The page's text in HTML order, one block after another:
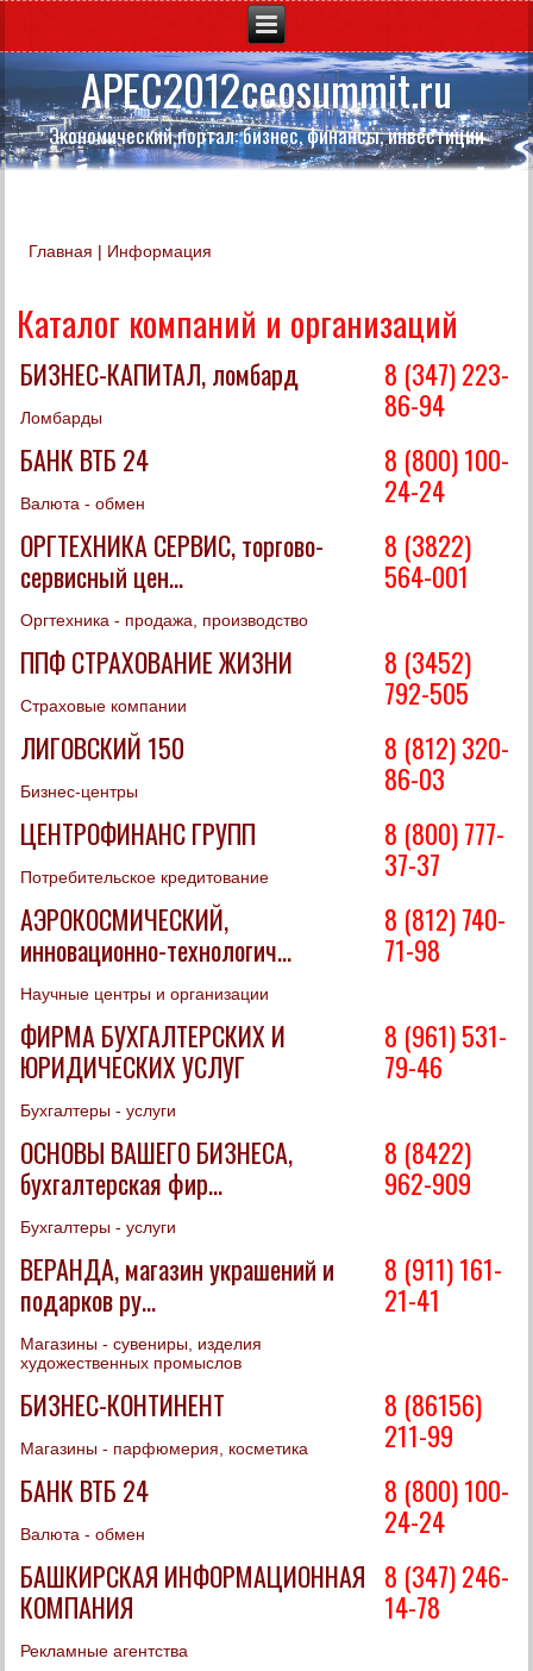
APEC2012ceosummit.ru
Экономический портал: бизнес, финансы, инвестиции
Вы здесь
Главная | Информация
Каталог компаний и организаций
БИЗНЕС-КАПИТАЛ, ломбард
Ломбарды
8 (347) 223-
86-94
БАНК ВТБ 24
Валюта - обмен
8 (800) 100-
24-24
ОРГТЕХНИКА СЕРВИС, торгово-
сервисный цен...
Оргтехника - продажа, производство
8 (3822)
564-001
ППФ СТРАХОВАНИЕ ЖИЗНИ
Страховые компании
8 (3452)
792-505
ЛИГОВСКИЙ 150
Бизнес-центры
8 (812) 320-
86-03
ЦЕНТРОФИНАНС ГРУПП
Потребительское кредитование
8 (800) 777-
37-37
АЭРОКОСМИЧЕСКИЙ,
инновационно-технологич...
Научные центры и организации
8 (812) 740-
71-98
ФИРМА БУХГАЛТЕРСКИХ И
ЮРИДИЧЕСКИХ УСЛУГ
Бухгалтеры - услуги
8 (961) 531-
79-46
ОСНОВЫ ВАШЕГО БИЗНЕСА,
бухгалтерская фир...
Бухгалтеры - услуги
8 (8422)
962-909
ВЕРАНДА, магазин украшений и
подарков ру...
Магазины - сувениры, изделия
художественных промыслов
8 (911) 161-
21-41
БИЗНЕС-КОНТИНЕНТ
Магазины - парфюмерия, косметика
8 (86156)
211-99
БАНК ВТБ 24
Валюта - обмен
8 (800) 100-
24-24
БАШКИРСКАЯ ИНФОРМАЦИОННАЯ
КОМПАНИЯ
Рекламные агентства
8 (347) 246-
14-78